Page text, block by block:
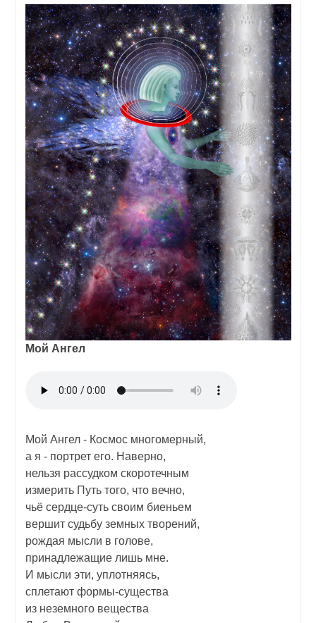
Мой Ангел
Мой Ангел - Космос многомерный,
а я - портрет его. Наверно,
нельзя рассудком скоротечным
измерить Путь того, что вечно,
чьё сердце-суть своим биеньем
вершит судьбу земных творений,
рождая мысли в голове,
принадлежащие лишь мне.
И мысли эти, уплотняясь,
сплетают формы-существа
из неземного вещества